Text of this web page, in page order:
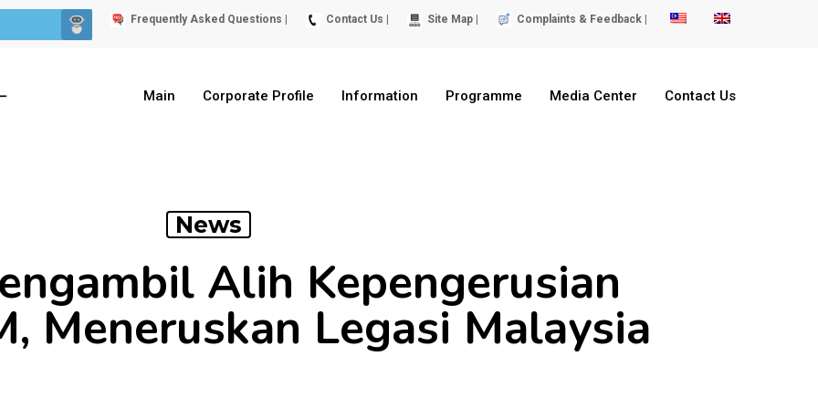
Frequently Asked Questions | Contact Us | Site Map | Complaints & Feedback |
Main Corporate Profile Information Programme Media Center Contact Us
News
Alih Kepengerusian
Meneruskan Legasi Malaysia